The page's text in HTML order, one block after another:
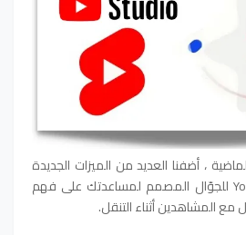
، أضفنا العديد من الميزات الجديدة
في تطبيق YouTube Studio للجوّال المصمم لمساعدتك على فهم
مع المشاهدين أثناء التنقل.